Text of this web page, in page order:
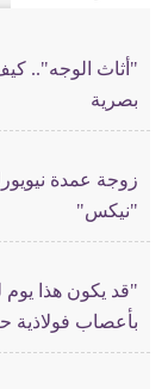
"أثاث الوجه"..
بصرية
زوجة عمدة
"نيكس"
"قد يكون هذا يوم
بأعصاب فولاذية حياة 148 شخصاً في